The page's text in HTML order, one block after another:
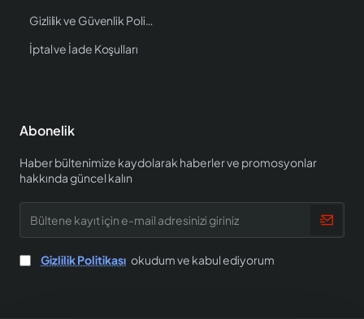
Gizlilik ve Güvenlik Politikası
İptal ve İade Koşulları
Abonelik
Haber bültenimize kaydolarak haberler ve promosyonlar
hakkında güncel kalın
kayıt
için
e-
mail
Gizlilik Politikası okudum ve kabul ediyorum